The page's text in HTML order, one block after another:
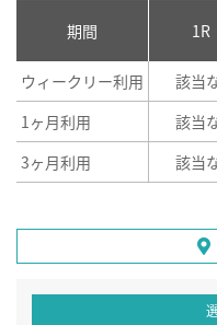
期間 1R
ウィークリー利用 該当
1ヶ月利用
該当
3ヶ月利用
該当